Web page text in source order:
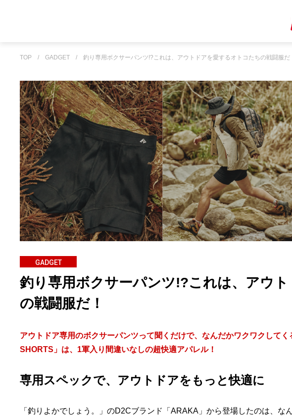
TOP / GADGET / 釣り専用ボクサーパンツ!?これは、アウトドアを愛するオトコたちの戦闘服だ
GADGET
釣り専用ボクサーパンツ!?これは、アウ
の戦闘服だ！
アウトドア専用のボクサーパンツって聞くだけで、なんだかワクワクして
SHORTS」は、1軍入り間違いなしの超快適アパレル！
専用スペックで、アウトドアをもっと快適に
「釣りよかでしょう。」のD2Cブランド「ARAKA」から登場したのは、な